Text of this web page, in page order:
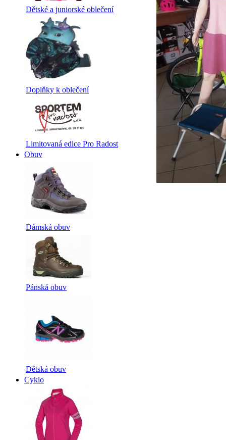
Dětské a juniorské oblečení
Doplňky k oblečení
Limitovaná edice Pro Radost
Obuv
Dámská obuv
Pánská obuv
Dětská obuv
Cyklo